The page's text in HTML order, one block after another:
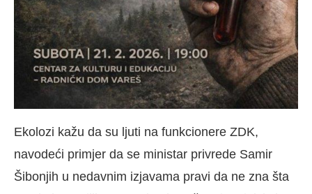
Ekolozi kažu da su ljuti na funkcionere ZDK,
navodeći primjer da se ministar privrede Samir
Šibonjih u nedavnim izjavama pravi da ne zna šta